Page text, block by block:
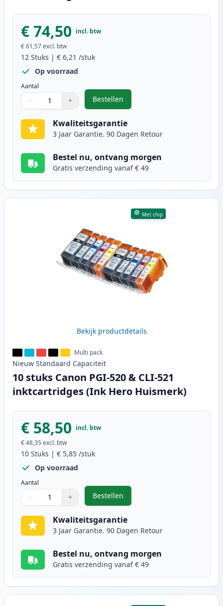
€ 74,50 incl. btw
€ 61,57excl. btw
12 Stuks | € 6,21 /stuk
Op voorraad
Aantal
Gebruik de knoppen om aan te passen
− +
1
Bestellen
,12 stuks Canon PGI-520 & CLI-
Kwaliteitsgarantie
3 Jaar Garantie. 90 Dagen Retour
Bestel nu, ontvang morgen
Gratis verzending vanaf € 49
Met chip
Bekijk productdetails
Multi pack
Nieuw Standaard Capaciteit
10 stuks Canon PGI-520 & CLI-521
inktcartridges (Ink Hero Huismerk)
€ 58,50 incl. btw
€ 48,35 excl. btw
10 Stuks | € 5,85 /stuk
Op voorraad
Aantal
Gebruik de knoppen om aan te passen
− +
1
Bestellen
,10 stuks Canon PGI-520 & CLI-
Kwaliteitsgarantie
3 Jaar Garantie. 90 Dagen Retour
Bestel nu, ontvang morgen
Gratis verzending vanaf € 49